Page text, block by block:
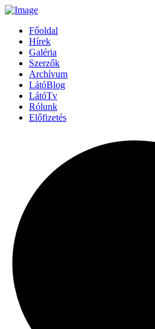
Főoldal
Hírek
Galéria
Szerzők
Archívum
LátóBlog
LátóTv
Rólunk
Előfizetés